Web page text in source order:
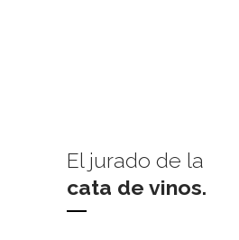
El jurado de la
cata de vinos.